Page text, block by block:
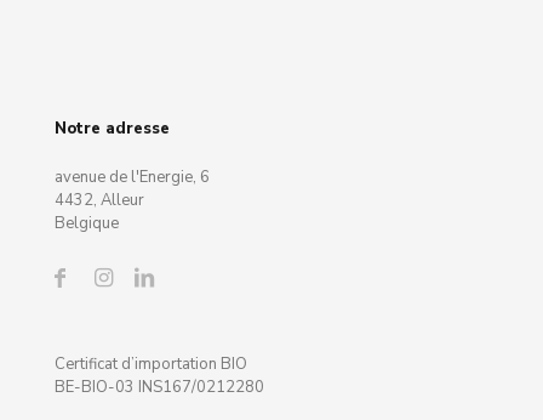
Notre adresse
avenue de l'Energie, 6
4432, Alleur
Belgique
Certificat d’importation BIO
BE-BIO-03 INS167/0212280